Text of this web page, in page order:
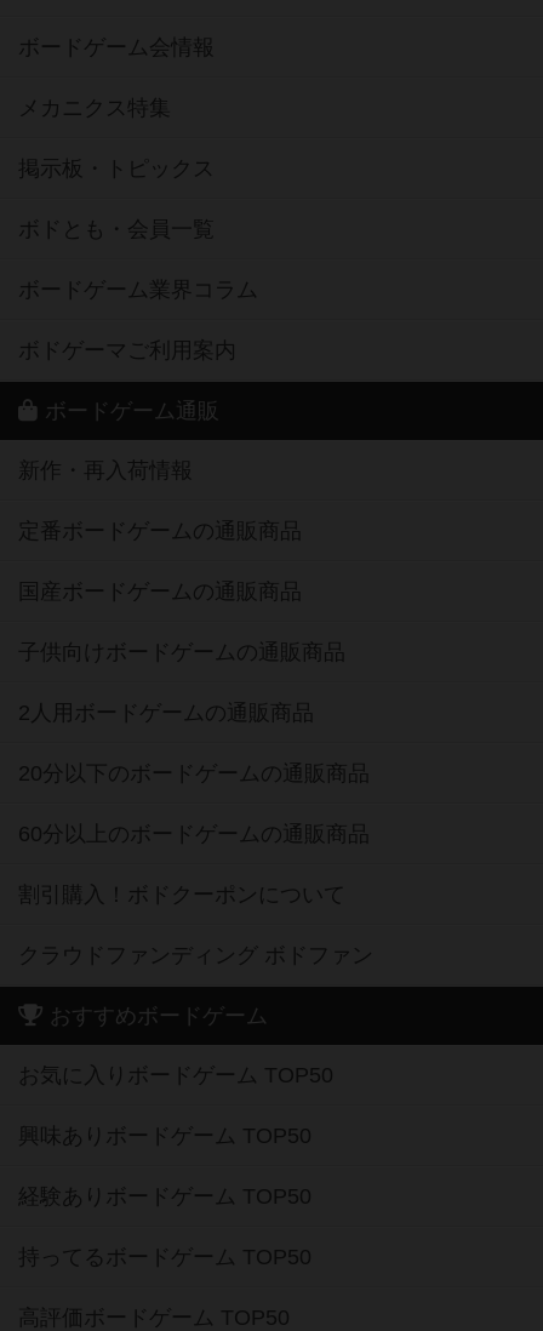
ボードゲーム会情報
メカニクス特集
掲示板・トピックス
ボドとも・会員一覧
ボードゲーム業界コラム
ボドゲーマご利用案内
ボードゲーム通販
新作・再入荷情報
定番ボードゲームの通販商品
国産ボードゲームの通販商品
子供向けボードゲームの通販商品
2人用ボードゲームの通販商品
20分以下のボードゲームの通販商品
60分以上のボードゲームの通販商品
割引購入！ボドクーポンについて
クラウドファンディング ボドファン
おすすめボードゲーム
お気に入りボードゲーム TOP50
興味ありボードゲーム TOP50
経験ありボードゲーム TOP50
持ってるボードゲーム TOP50
高評価ボードゲーム TOP50